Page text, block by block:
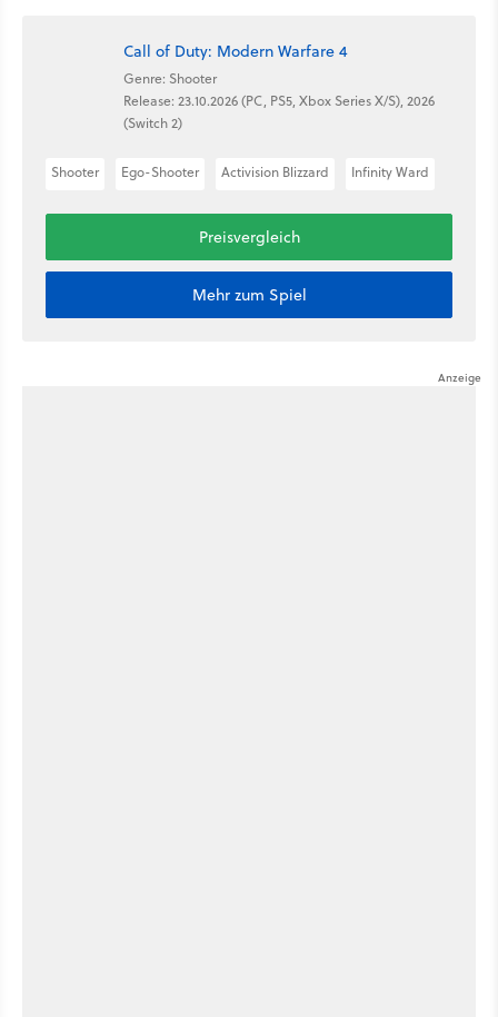
Call of Duty: Modern Warfare 4
Genre: Shooter
Release: 23.10.2026 (PC, PS5, Xbox Series X/S), 2026
(Switch 2)
Shooter Ego-Shooter Activision Blizzard Infinity Ward
Preisvergleich
Mehr zum Spiel